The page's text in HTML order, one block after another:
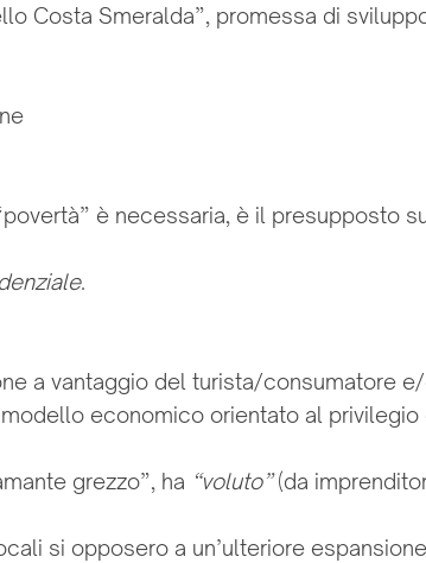
Costa Smeralda”, promessa di
è necessaria, è il presupposto
.
a vantaggio del turista/consumatore
economico orientato al privilegio
grezzo”, ha “voluto”(da
si opposero a un’ulteriore